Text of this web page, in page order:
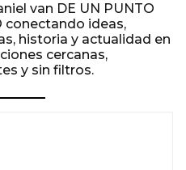
van DE UN PUNTO
conectando ideas,
historia y actualidad en
cercanas,
y sin filtros.